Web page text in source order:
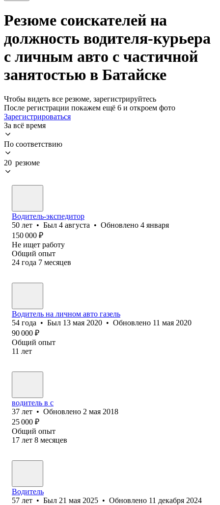
Резюме соискателей на
должность водителя-курьера
с личным авто с частичной
занятостью в Батайске
Чтобы видеть все резюме, зарегистрируйтесь
После регистрации покажем ещё 6 и откроем фото
Зарегистрироваться
За всё время
По соответствию
20 резюме
Водитель-экспедитор
50 лет • Был 4 августа • Обновлено 4 января
150 000 ₽
Не ищет работу
Общий опыт
24 года 7 месяцев
Водитель на личном авто газель
54 года • Был 13 мая 2020 • Обновлено 11 мая 2020
90 000 ₽
Общий опыт
11 лет
водитель в с
37 лет • Обновлено 2 мая 2018
25 000 ₽
Общий опыт
17 лет 8 месяцев
Водитель
57 лет • Был 21 мая 2025 • Обновлено 11 декабря 2024